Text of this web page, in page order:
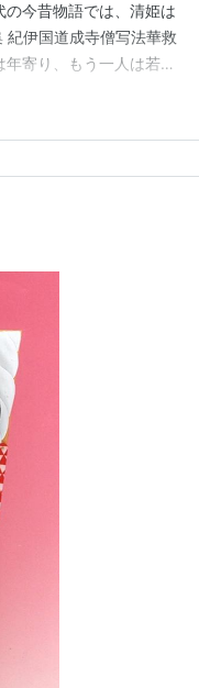
今昔物語では、清姫は
伊国道成寺僧写法華救
年寄り、もう一人は若
いた。女主人は泊まる若